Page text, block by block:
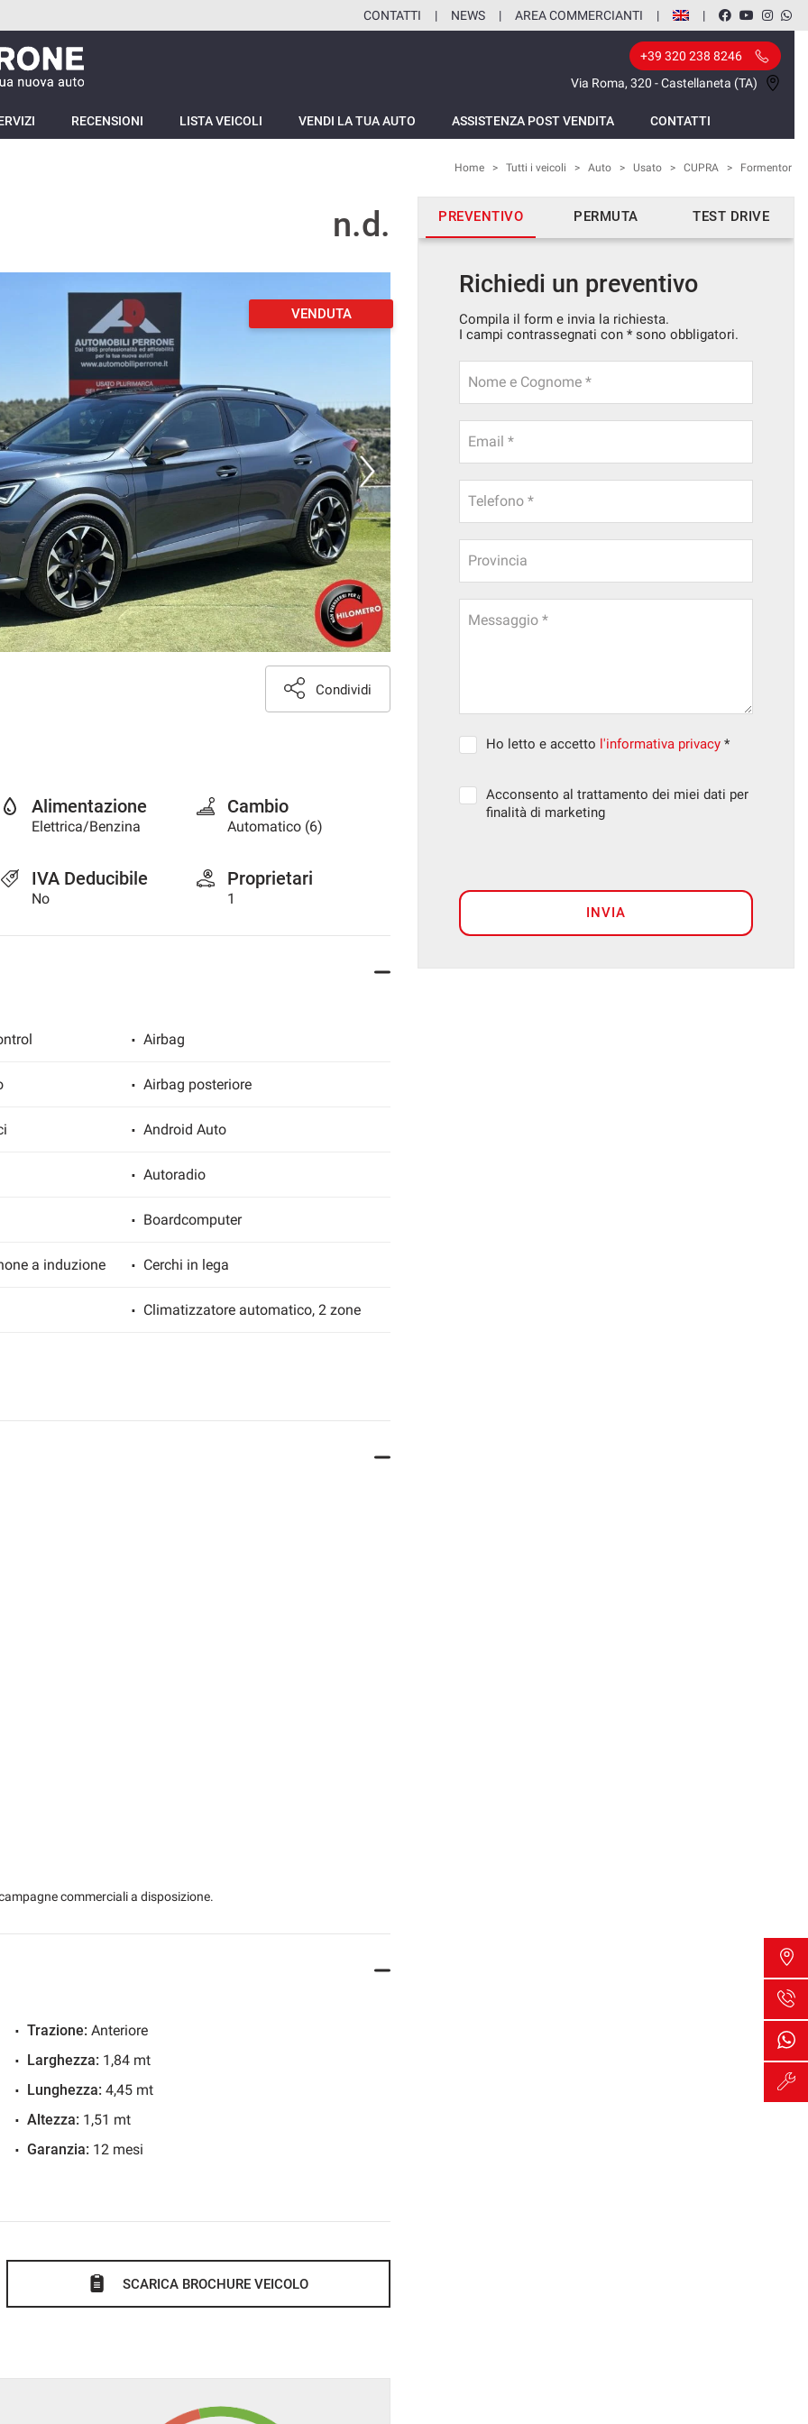
CONTATTI NEWS AREA COMMERCIANTI
+39 320 238 8246
Via Roma, 320 - Castellaneta (TA)
RECENSIONI LISTA VEICOLI VENDI LA TUA AUTO ASSISTENZA POST VENDITA CONTATTI
Home > Tutti i veicoli > Auto > Usato > CUPRA > Formentor
n.d.
VENDUTA
Condividi
Alimentazione
Elettrica/Benzina
Cambio
Automatico (6)
IVA Deducibile
No
Proprietari
1
Airbag
Airbag posteriore
Android Auto
Autoradio
Boardcomputer
a induzione Cerchi in lega
Climatizzatore automatico, 2 zone
Tetto apribile
e foto più dettagliate.
ai nostri clienti!!
automobilistiche;
vettura;
E GARANTITO.
commerciali a disposizione.
Trazione: Anteriore
Larghezza: 1,84 mt
Lunghezza: 4,45 mt
Altezza: 1,51 mt
Garanzia: 12 mesi
SCARICA BROCHURE VEICOLO
PREVENTIVO PERMUTA TEST DRIVE
Richiedi un preventivo
Compila il form e invia la richiesta.
I campi contrassegnati con * sono obbligatori.
Nome e Cognome *
Email *
Telefono *
Provincia
Messaggio *
Ho letto e accetto l'informativa privacy *
Acconsento al trattamento dei miei dati per
finalità di marketing
INVIA